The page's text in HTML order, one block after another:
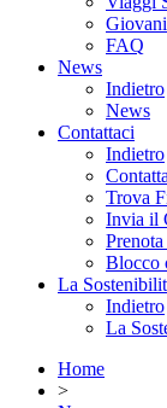
FAQ
News
Indietro
News
Contattaci
Indietro
Trova
Invia il
Blocco
La
Indietro
La
Home
>